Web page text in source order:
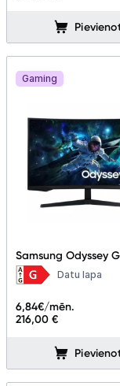
Gaming
Samsung Odyssey
LS32CG552EUXEN 32"
Datu lapa
216,00 €
6,84€/mēn.